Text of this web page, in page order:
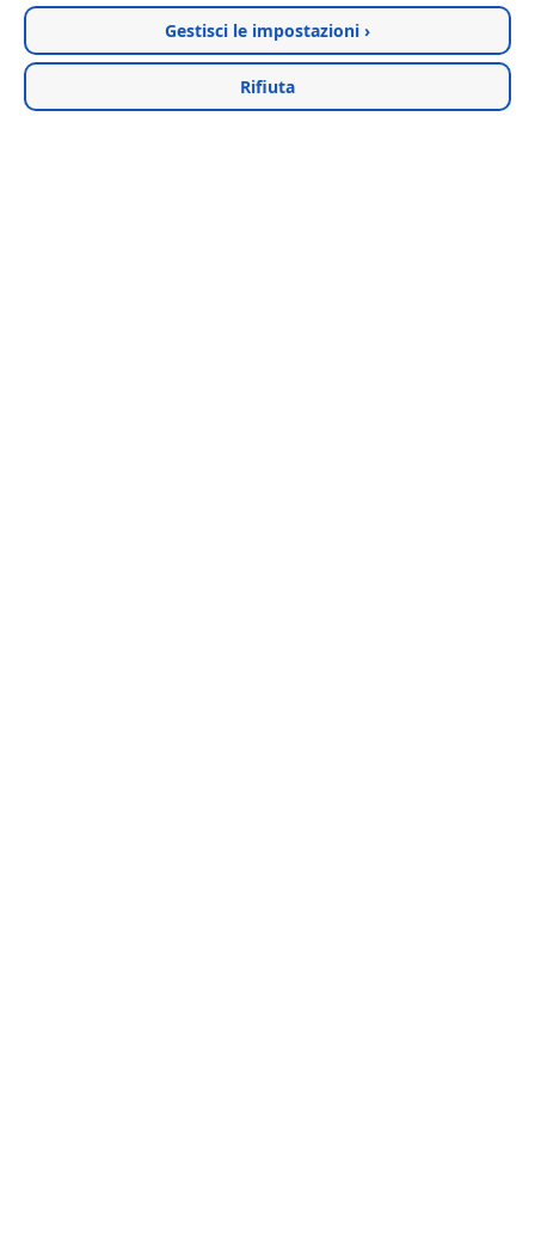
Tel. & Fax. 0827/73744
Hosted & created by
Privacy Policy
Gestisci le impostazioni ›
Rifiuta